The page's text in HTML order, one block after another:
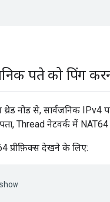
पते को पिंग
नोड से, सार्वजनिक IPv4
Thread नेटवर्क में
प्रीफ़िक्स देखने के लिए: